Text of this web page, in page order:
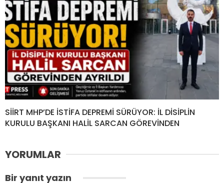
SİİRT MHP’DE İSTİFA DEPREMİ SÜRÜYOR: İL DİSİPLİN
KURULU BAŞKANI HALİL SARCAN GÖREVİNDEN
YORUMLAR
Bir yanıt yazın